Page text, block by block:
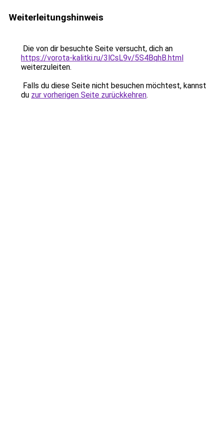
Weiterleitungshinweis
Die von dir besuchte Seite versucht, dich an
https://vorota-kalitki.ru/3lCsL9v/5S4BqhB.html
weiterzuleiten.
Falls du diese Seite nicht besuchen möchtest, kannst
du zur vorherigen Seite zurückkehren.